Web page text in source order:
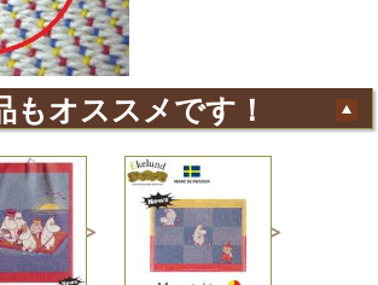
もオススメです！